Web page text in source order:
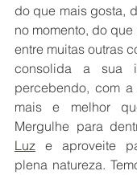
do que mais gosta,
no momento, do
entre muitas outras
consolida a sua
percebendo, com
mais e melhor
Mergulhe para
Luz e aproveite
plena natureza.